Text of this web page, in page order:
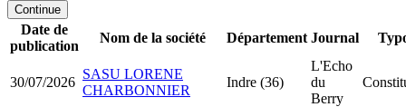
Continue
Date de
publication
Nom de la société Département Journal
30/07/2026
SASU LORENE
CHARBONNIER
Indre (36)
L'Echo
du
Berry